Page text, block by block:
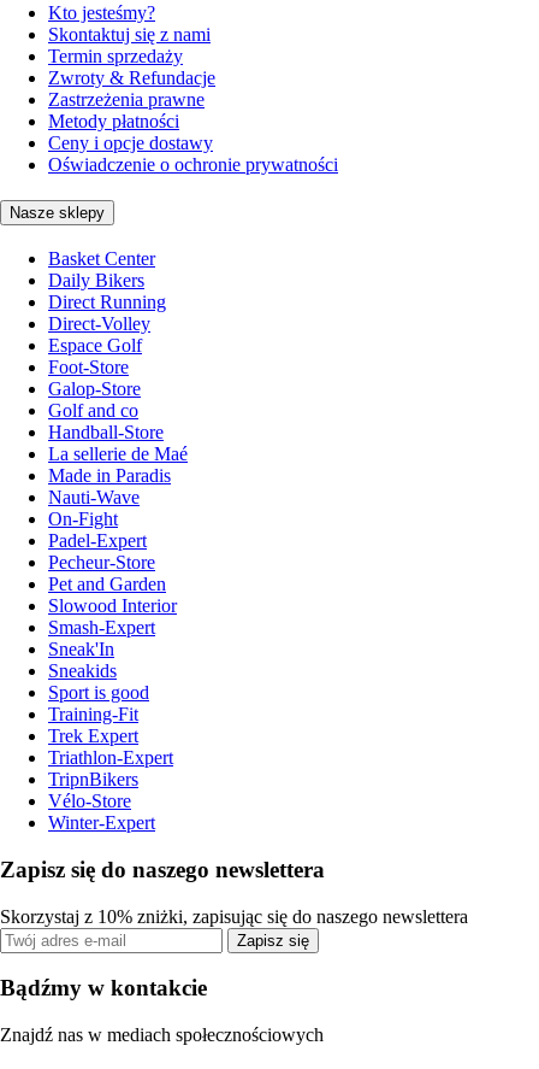
Kto jesteśmy?
Skontaktuj się z nami
Termin sprzedaży
Zwroty & Refundacje
Zastrzeżenia prawne
Metody płatności
Ceny i opcje dostawy
Oświadczenie o ochronie prywatności
Nasze sklepy
Basket Center
Daily Bikers
Direct Running
Direct-Volley
Espace Golf
Foot-Store
Galop-Store
Golf and co
Handball-Store
La sellerie de Maé
Made in Paradis
Nauti-Wave
On-Fight
Padel-Expert
Pecheur-Store
Pet and Garden
Slowood Interior
Smash-Expert
Sneak'In
Sneakids
Sport is good
Training-Fit
Trek Expert
Triathlon-Expert
TripnBikers
Vélo-Store
Winter-Expert
Zapisz się do naszego newslettera
Skorzystaj z 10% zniżki, zapisując się do naszego newslettera
Zapisz się
Bądźmy w kontakcie
Znajdź nas w mediach społecznościowych